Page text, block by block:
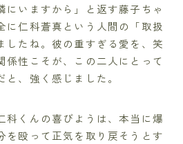
にいますから」と返す藤子ちゃ
に仁科蒼真という人間の「取扱
したね。彼の重すぎる愛を、笑
係性こそが、この二人にとって
、強く感じました。
科くんの喜びようは、本当に爆
を殴って正気を取り戻そうとす